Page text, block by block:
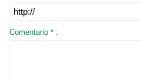
Comentario * :